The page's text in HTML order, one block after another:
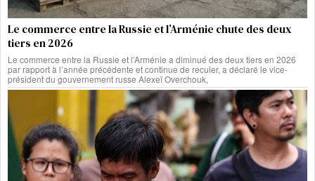
Le commerce entre la Russie et l’Arménie chute des deux
tiers en 2026
Le commerce entre la Russie et l’Arménie a diminué des deux tiers en 2026
par rapport à l’année précédente et continue de reculer, a déclaré le vice-
président du gouvernement russe Alexeï Overchouk,